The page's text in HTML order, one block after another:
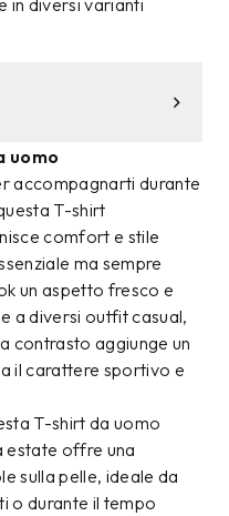
in diversi varianti
uomo
accompagnarti durante
T-shirt
comfort e stile
ma sempre
un aspetto fresco e
a diversi outfit casual,
contrasto aggiunge un
il carattere sportivo e
T-shirt da uomo
estate offre una
sulla pelle, ideale da
o durante il tempo